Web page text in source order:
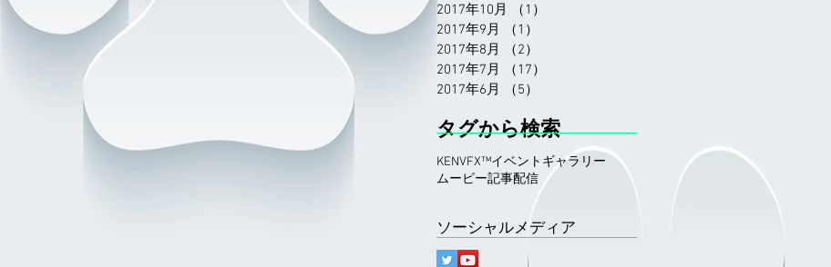
2017年10月
（1）
2017年9月
（1）
2017年8月
（2）
2017年7月
（17）
2017年6月
（5）
タグから検索
KENVFX™イベント ギャラリー
ムービー記事配信
ソーシャルメディア